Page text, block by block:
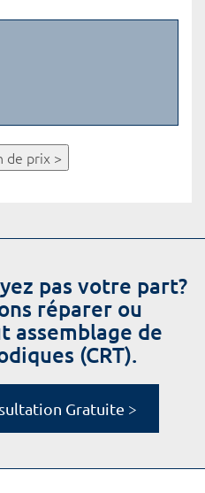
de prix >
pas votre part?
réparer ou
assemblage de
(CRT).
Gratuite >